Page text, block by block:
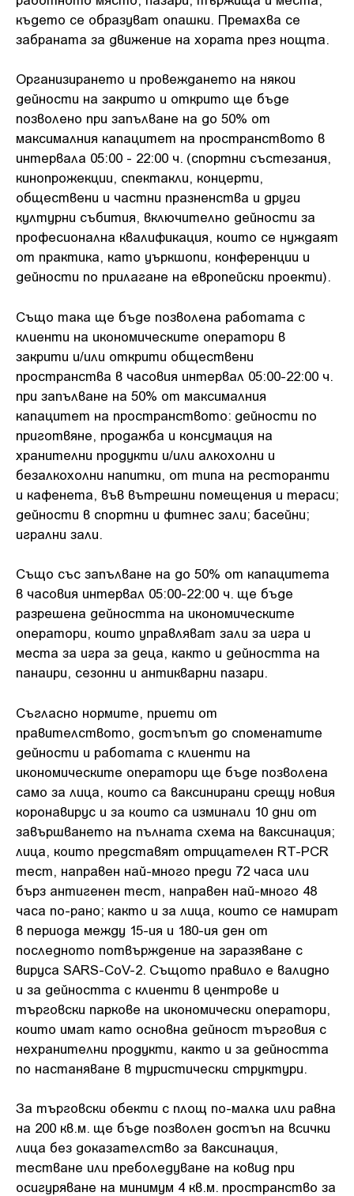
където се образуват опашки. Премахва се
забраната за движение на хората през нощта.
Организирането и провеждането на някои
дейности на закрито и открито ще бъде
позволено при запълване на до 50% от
максималния капацитет на пространството в
интервала 05:00 - 22:00 ч. (спортни състезания,
кинопрожекции, спектакли, концерти,
обществени и частни празненства и други
културни събития, включително дейности за
професионална квалификация, които се нуждаят
от практика, като уъркшопи, конференции и
дейности по прилагане на европейски проекти).
Също така ще бъде позволена работата с
клиенти на икономическите оператори в
закрити и/или открити обществени
пространства в часовия интервал 05:00-22:00 ч.
при запълване на 50% от максималния
капацитет на пространството: дейности по
приготвяне, продажба и консумация на
хранителни продукти и/или алкохолни и
безалкохолни напитки, от типа на ресторанти
и кафенета, във вътрешни помещения и тераси;
дейности в спортни и фитнес зали; басейни;
игрални зали.
Също със запълване на до 50% от капацитета
в часовия интервал 05:00-22:00 ч. ще бъде
разрешена дейността на икономическите
оператори, които управляват зали за игра и
места за игра за деца, както и дейността на
панаири, сезонни и антикварни пазари.
Съгласно нормите, приети от
правителството, достъпът до споменатите
дейности и работата с клиенти на
икономическите оператори ще бъде позволена
само за лица, които са ваксинирани срещу новия
коронавирус и за които са изминали 10 дни от
завършването на пълната схема на ваксинация;
лица, които представят отрицателен RT-PCR
тест, направен най-много преди 72 часа или
бърз антигенен тест, направен най-много 48
часа по-рано; както и за лица, които се намират
в периода между 15-ия и 180-ия ден от
последното потвърждение на заразяване с
вируса SARS-CoV-2. Същото правило е валидно
и за дейността с клиенти в центрове и
търговски паркове на икономически оператори,
които имат като основна дейност търговия с
нехранителни продукти, както и за дейността
по настаняване в туристически структури.
За търговски обекти с площ по-малка или равна
на 200 кв.м. ще бъде позволен достъп на всички
лица без доказателство за ваксинация,
тестване или преболедуване на ковид при
осигуряване на минимум 4 кв.м. пространство за